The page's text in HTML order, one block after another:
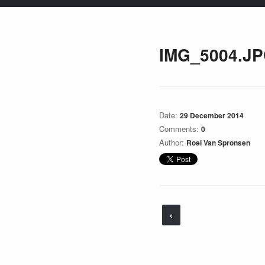
Date: 29 December 2014
Comments: 0
Author: Roel Van Spronsen
‹